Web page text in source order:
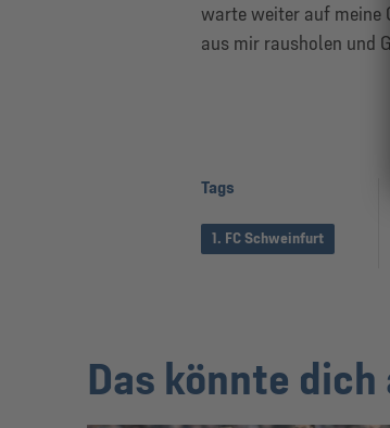
warte weiter auf meine
aus mir rausholen und
Tags
1. FC Schweinfurt
Das könnte